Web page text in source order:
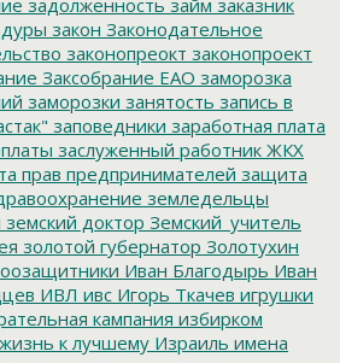
закон Законодательное
законопреокт законопроект
Заксобрание ЕАО заморозка
заморозки занятость запись в
заповедники заработная плата
заслуженный работник ЖКХ
прав предпринимателей защита
земледельцы
земский доктор Земский_учитель
золотой губернатор Золотухин
Иван Благодырь Иван
ИВЛ ивс Игорь Ткачев игрушки
кампания избирком
к лучшему Израиль имена